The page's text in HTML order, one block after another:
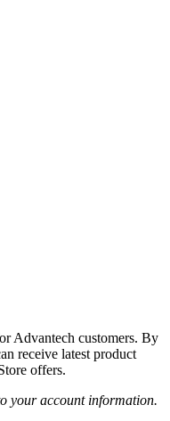
Advantech customers. By
receive latest product
offers.
your account information.